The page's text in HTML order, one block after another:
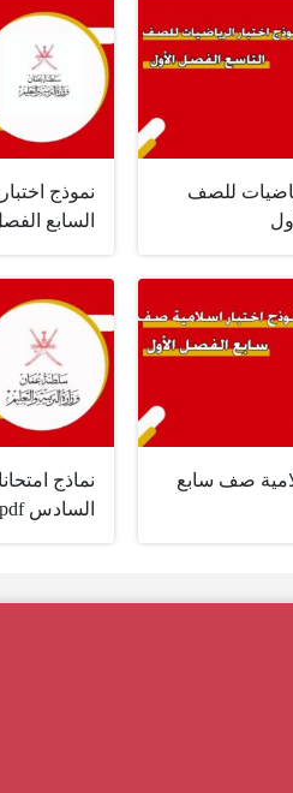
للصف
نموذج
السابع
صف سابع
نماذج
السادس pdf